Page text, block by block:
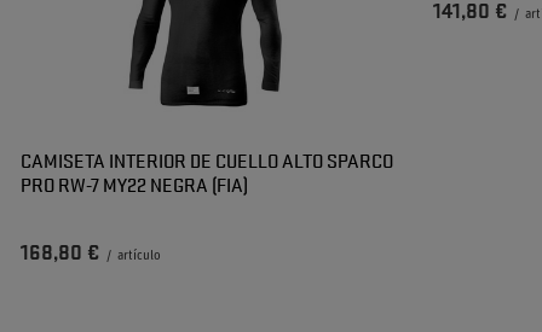
CAMISETA INTERIOR DE CUELLO ALTO SPARCO
PRO RW-7 MY22 NEGRA (FIA)
168,80 € / artículo
141,80 € /